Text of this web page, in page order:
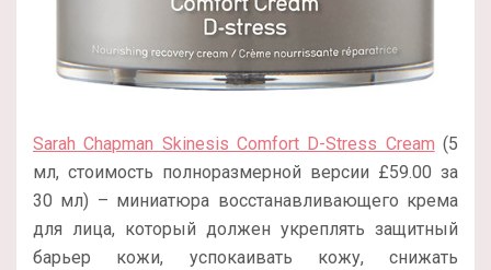
Sarah Chapman Skinesis Comfort D-Stress Cream (5
мл, стоимость полноразмерной версии £59.00 за
30 мл) – миниатюра восстанавливающего крема
для лица, который должен укреплять защитный
барьер кожи, успокаивать кожу, снижать